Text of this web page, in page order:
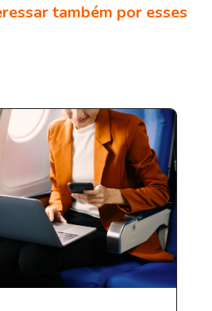
também por esses